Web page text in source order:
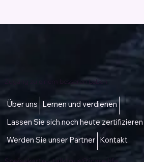
Zugang zu einem besseren Leben
Über uns Lernen und verdienen
Lassen Sie sich noch heute zertifizieren
Werden Sie unser Partner Kontakt